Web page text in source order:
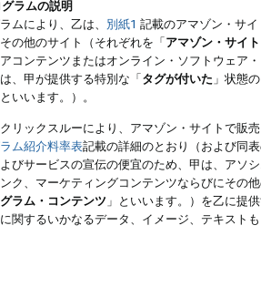
ラムの説明
ムにより、乙は、 別紙1 記載のアマゾン・サ
の他のサイト（それぞれを「アマゾン・サイト
コンテンツまたはオンライン・ソフトウェア
、甲が提供する特別な「タグが付いた 」状態
といいます。）。
リックスルーにより、アマゾン・サイトで販
ム紹介料率表記載の詳細のとおり（および同
びサービスの宣伝の便宜のため、甲は、アソ
ク、マーケティングコンテンツならびにその
ラム・コンテンツ 」といいます。）を乙に提
関するいかなるデータ、イメージ、テキス